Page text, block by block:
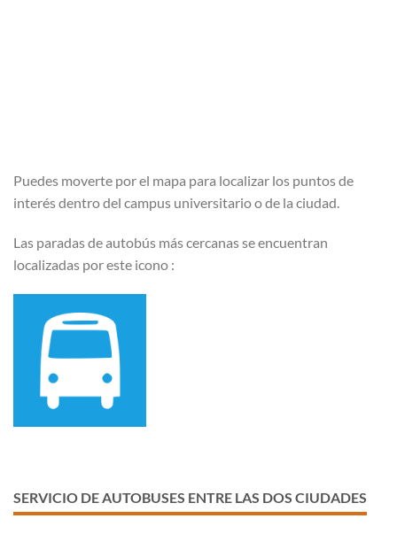
Puedes moverte por el mapa para localizar los puntos de
interés dentro del campus universitario o de la ciudad.
Las paradas de autobús más cercanas se encuentran
localizadas por este icono :
SERVICIO DE AUTOBUSES ENTRE LAS DOS CIUDADES